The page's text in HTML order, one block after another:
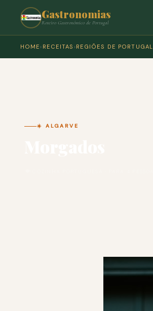
Gastronomias
Roteiro Gastronómico de Portugal
HOME › RECEITAS › REGIÕES DE PORTUGAL
☀️ ALGARVE